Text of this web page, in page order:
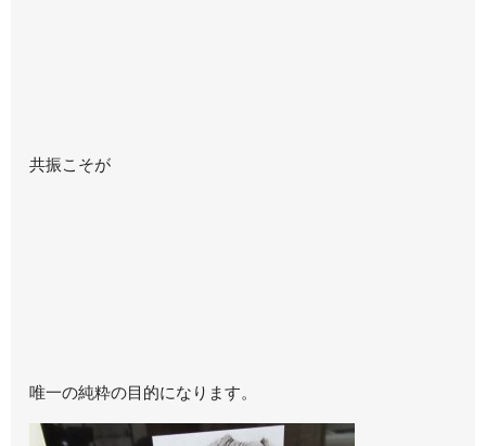
共振こそが
唯一の純粋の目的になります。